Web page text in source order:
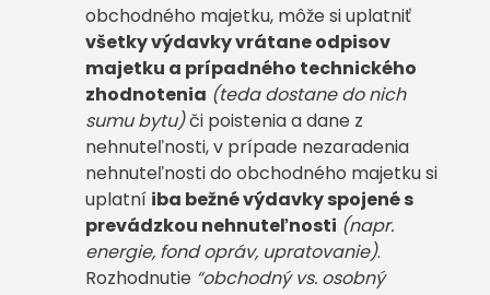
obchodného majetku, môže si uplatniť
všetky výdavky vrátane odpisov
majetku a prípadného technického
zhodnotenia (teda dostane do nich
sumu bytu)či poistenia a dane z
nehnuteľnosti, v prípade nezaradenia
nehnuteľnosti do obchodného majetku si
uplatní iba bežné výdavky spojené s
prevádzkou nehnuteľnosti (napr.
energie, fond opráv, upratovanie).
Rozhodnutie “obchodný vs. osobný